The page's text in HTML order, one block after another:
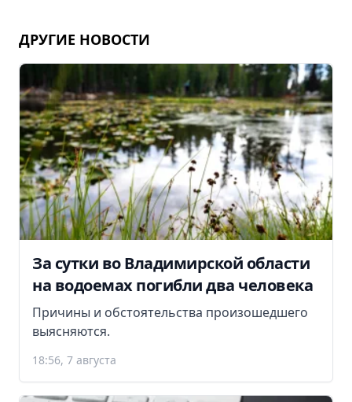
ДРУГИЕ НОВОСТИ
За сутки во Владимирской области
на водоемах погибли два человека
Причины и обстоятельства произошедшего
выясняются.
18:56, 7 августа